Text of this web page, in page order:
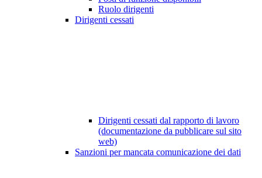
Ruolo dirigenti
Dirigenti cessati
Dirigenti cessati dal rapporto di lavoro
(documentazione da pubblicare sul sito
web)
Sanzioni per mancata comunicazione dei dati